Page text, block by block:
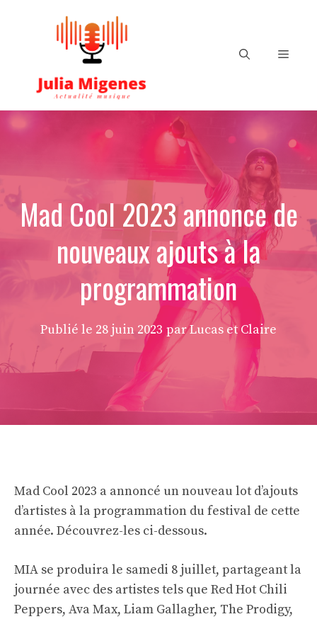
Menu
Mad Cool 2023 annonce de
nouveaux ajouts à la
programmation
Publié le 28 juin 2023 par Lucas et Claire
Mad Cool 2023 a annoncé un nouveau lot d’ajouts
d’artistes à la programmation du festival de cette
année. Découvrez-les ci-dessous.
MIA se produira le samedi 8 juillet, partageant la
journée avec des artistes tels que Red Hot Chili
Peppers, Ava Max, Liam Gallagher, The Prodigy,